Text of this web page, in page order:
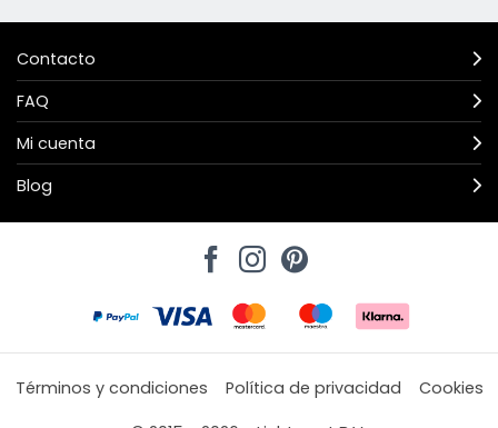
Contacto
FAQ
Mi cuenta
Blog
Términos y condiciones Política de privacidad
Cookies